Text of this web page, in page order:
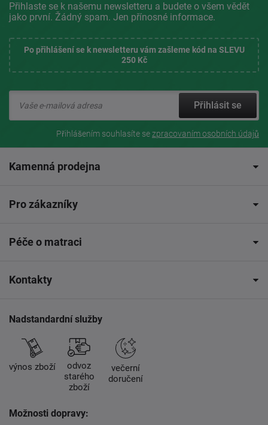
Přihlaste se k našemu newsletteru a budete o všem vědět
jako první. Žádný spam. Jen přínosné informace.
Po přihlášení se k newsletteru vám zašleme kód na SLEVU
250 Kč
Přihlásit se
Přihlášením souhlasíte sezpracovaním osobních údajů
Kamenná prodejna
Pro zákazníky
Péče o matraci
Kontakty
Nadstandardní služby
výnos zboží
odvoz
starého
zboží
večerní
doručení
Možnosti dopravy: